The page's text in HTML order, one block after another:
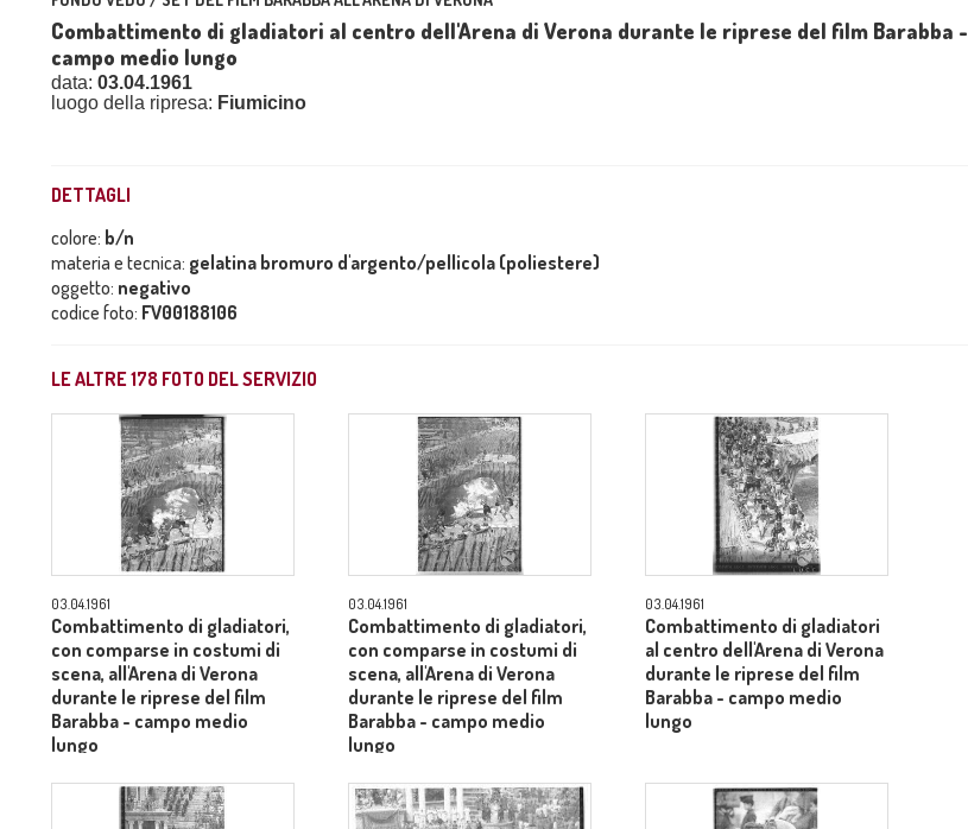
Combattimento di gladiatori al centro dell'Arena di Verona durante le riprese del film Barabba -
campo medio lungo
data: 03.04.1961
luogo della ripresa: Fiumicino
DETTAGLI
colore: b/n
materia e tecnica: gelatina bromuro d'argento/pellicola (poliestere)
oggetto: negativo
codice foto: FV00188106
LE ALTRE178 FOTO DEL SERVIZIO
03.04.1961
Combattimento di gladiatori,
con comparse in costumi di
scena, all'Arena di Verona
durante le riprese del film
Barabba - campo medio
lungo
03.04.1961
Combattimento di gladiatori,
con comparse in costumi di
scena, all'Arena di Verona
durante le riprese del film
Barabba - campo medio
lungo
03.04.1961
Combattimento di gladiatori
al centro dell'Arena di Verona
durante le riprese del film
Barabba - campo medio
lungo